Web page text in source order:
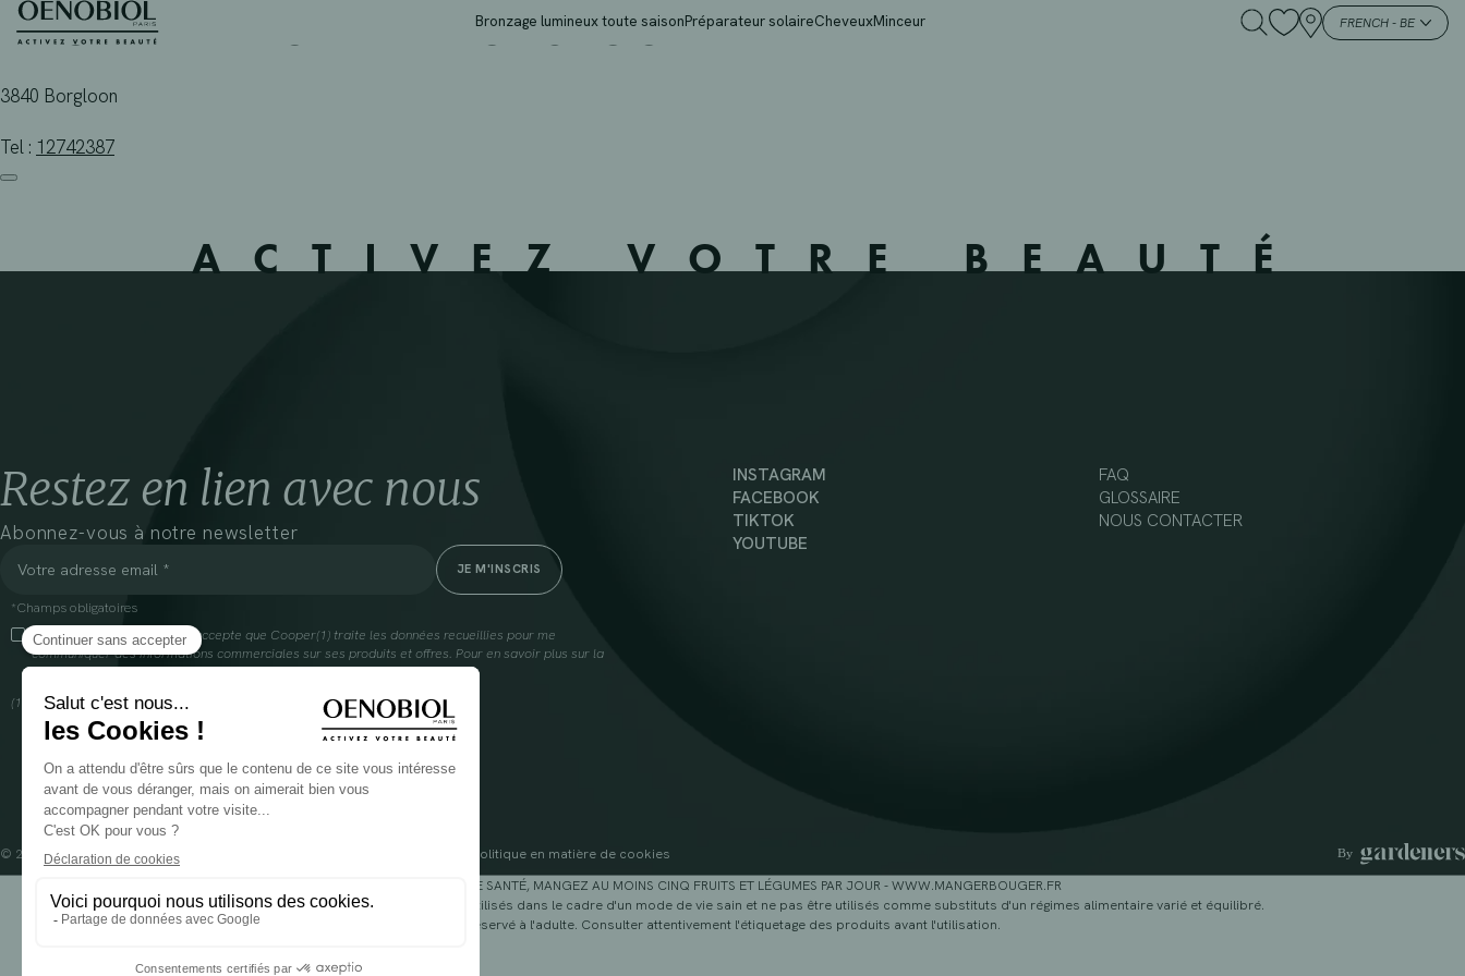
Skip
Bronzage lumineux toute saisonPréparateur solaireCheveuxMinceur FRENCH - BE
APOTHEEK PONET – BORGLOON – 730902
3840 Borgloon
Tel : 12742387
ACTIVEZ VOTRE BEAUTÉ
Restez en lien avec nous
Abonnez-vous à notre newsletter
*Champs obligatoires
En cliquant sur cette case, j’accepte que Cooper(1) traite les données recueillies pour me
communiquer des informations commerciales sur ses produits et offres. Pour en savoir plus sur la
gestion de vos données et vos droits, rendez-vousici
(1) Coopération pharmaceutique Française, RCS Melun 399 227 636
INSTAGRAM
FACEBOOK
TIKTOK
YOUTUBE
FAQ
GLOSSAIRE
NOUS CONTACTER
© 2024 OENOBIOL PARISMentions légales
Politique en matière de cookies
POUR VOTRE SANTÉ, MANGEZ AU MOINS CINQ FRUITS ET LÉGUMES PAR JOUR - WWW.MANGERBOUGER.FR
Les complément alimentaires doivent être utilisés dans le cadre d'un mode de vie sain et ne pas être utilisés comme substituts d'un régimes alimentaire varié et équilibré.
Réservé à l'adulte. Consulter attentivement l'étiquetage des produits avant l'utilisation.